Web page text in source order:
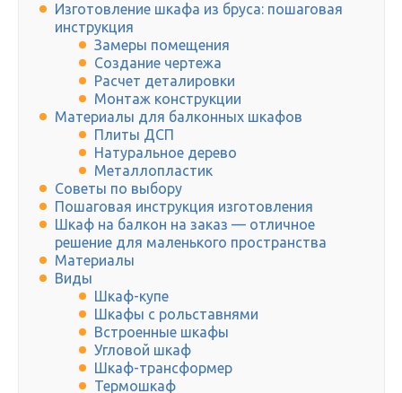
Изготовление шкафа из бруса: пошаговая
инструкция
Замеры помещения
Создание чертежа
Расчет деталировки
Монтаж конструкции
Материалы для балконных шкафов
Плиты ДСП
Натуральное дерево
Металлопластик
Советы по выбору
Пошаговая инструкция изготовления
Шкаф на балкон на заказ — отличное
решение для маленького пространства
Материалы
Виды
Шкаф-купе
Шкафы с рольставнями
Встроенные шкафы
Угловой шкаф
Шкаф-трансформер
Термошкаф